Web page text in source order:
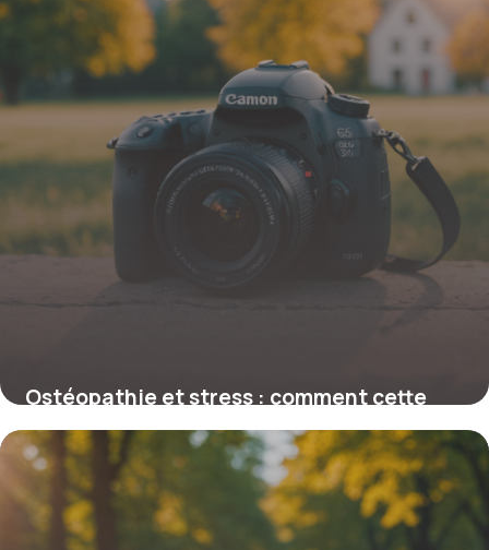
Ostéopathie et stress : comment cette
thérapie peut réduire l’anxiété
naturellement
12 février 2026